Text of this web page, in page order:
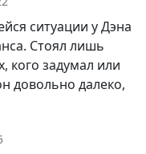
ситуации у Дэна
Стоял лишь
кого задумал или
довольно далеко,